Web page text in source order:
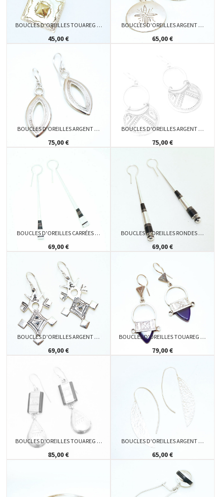
BOUCLES D'OREILLES TOUAREG …
45,00 €
BOUCLES D'OREILLES ARGENT …
65,00 €
BOUCLES D'OREILLES ARGENT …
75,00 €
BOUCLES D'OREILLES ARGENT …
75,00 €
BOUCLES D'OREILLES CARRÉES …
69,00 €
BOUCLES D'OREILLES RONDES …
69,00 €
BOUCLES D'OREILLES ARGENT …
69,00 €
BOUCLES D'OREILLES TOUAREG …
79,00 €
BOUCLES D'OREILLES TOUAREG …
85,00 €
BOUCLES D'OREILLES ARGENT …
65,00 €